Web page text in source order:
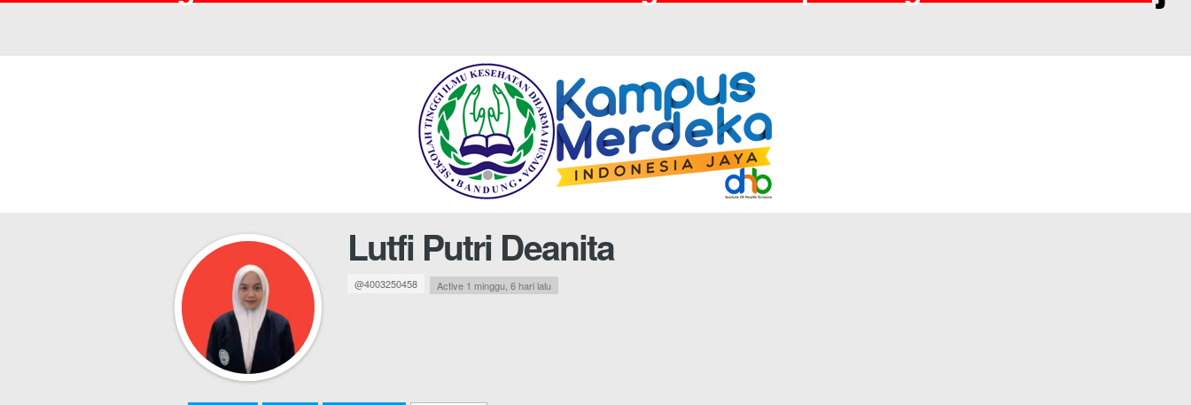
Lutfi Putri Deanita
@4003250458 Active 1 minggu, 6 hari lalu